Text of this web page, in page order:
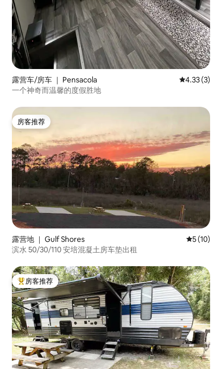
露营车/房车 ｜ Pensacola 平均评分
4.33 (3)
一个神奇而温馨的度假胜地
房客推荐
房客推荐
露营地 ｜ Gulf Shores 平均评分
5 (10)
滨水 50/30/110 安培混凝土房车垫出租
热门「房客推荐」
房客推荐